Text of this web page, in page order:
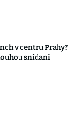
v centru Prahy?
snídani